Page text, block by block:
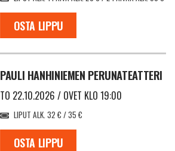
OSTA LIPPU
PAULI HANHINIEMEN PERUNATEATTERI
TO 22.10.2026 / OVET KLO 19:00
LIPUT ALK. 32 € / 35 €
OSTA LIPPU